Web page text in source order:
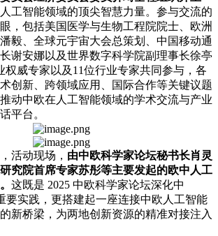
工智能领域的顶尖智慧力量。参与交流的
，包括美国医学与生物工程院院士、欧洲
毅、全球元宇宙大会总策划、中国移动通
谢安娜以及世界数字科学院副理事长徐亭
权威专家以及11位行业专家共同参与，各
创新、跨领域应用、国际合作等关键议题
动中欧在人工智能领域的学术交流与产业
平台。
活动现场， 由中欧科学家论坛秘书长肖灵
究院首席专家苏彤等主要发起的欧中人工
这既是 2025 中欧科学家论坛深化中
要实践，更搭建起一座连接中欧人工智能
新桥梁，为两地创新资源的精准对接注入